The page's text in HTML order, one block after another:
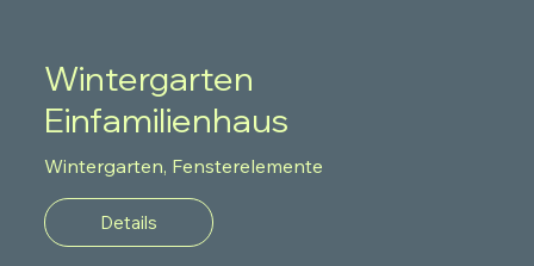
Wintergarten
Einfamilienhaus
Wintergarten, Fensterelemente
Details